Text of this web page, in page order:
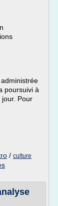
poursuivi à
Pour
/ culture